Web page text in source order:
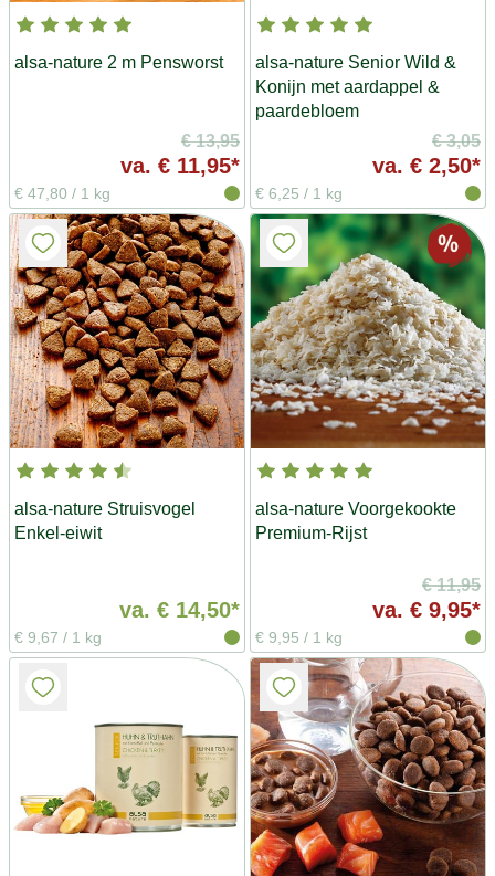
alsa-nature 2 m Pensworst
€ 13,95
va. € 11,95*
€ 47,80 / 1 kg
alsa-nature Senior Wild &
Konijn met aardappel &
paardebloem
€ 3,05
va. € 2,50*
€ 6,25 / 1 kg
alsa-nature Struisvogel
Enkel-eiwit
va. € 14,50*
€ 9,67 / 1 kg
alsa-nature Voorgekookte
Premium-Rijst
€ 11,95
va. € 9,95*
€ 9,95 / 1 kg